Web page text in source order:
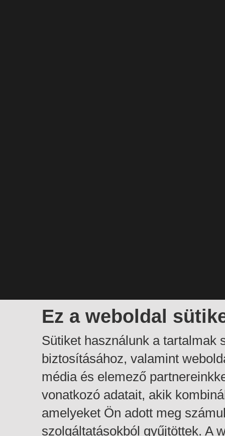
Ez a weboldal
Sütiket használunk a tartalmak
biztosításához, valamint
média és elemező
vonatkozó adatait, akik
amelyeket Ön adott meg
szolgáltatásokból gyűjtöttek. A